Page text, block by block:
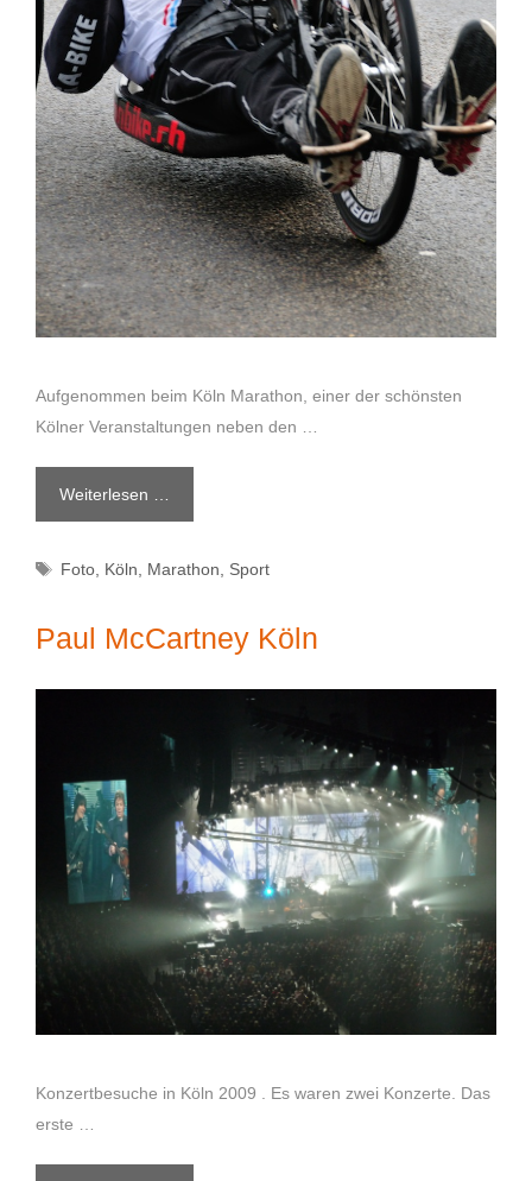
Aufgenommen beim Köln Marathon, einer der schönsten
Kölner Veranstaltungen neben den …
Weiterlesen …
Schlagwörter
Foto, Köln, Marathon, Sport
Paul McCartney Köln
Konzertbesuche in Köln 2009 . Es waren zwei Konzerte. Das
erste …